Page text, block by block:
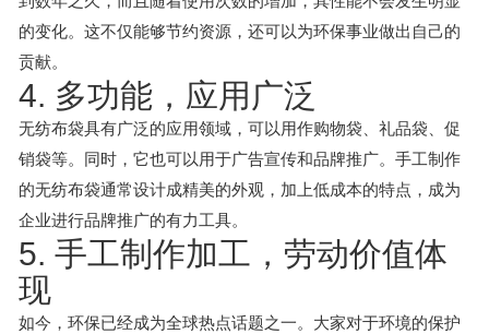
的变化。这不仅能够节约资源，还可以为环保事业做出自己的
贡献。
4. 多功能，应用广泛
无纺布袋具有广泛的应用领域，可以用作购物袋、礼品袋、促
销袋等。同时，它也可以用于广告宣传和品牌推广。手工制作
的无纺布袋通常设计成精美的外观，加上低成本的特点，成为
企业进行品牌推广的有力工具。
5. 手工制作加工，劳动价值体
现
如今，环保已经成为全球热点话题之一。大家对于环境的保护